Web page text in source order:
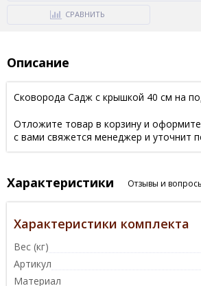
СРАВНИТЬ
Описание
Сковорода Садж с крышкой 40 см на
Отложите товар в корзину и оформите
с вами свяжется менеджер и уточнит
Характеристики Отзывы и
Характеристики комплекта
Вес (кг)
Артикул
Материал